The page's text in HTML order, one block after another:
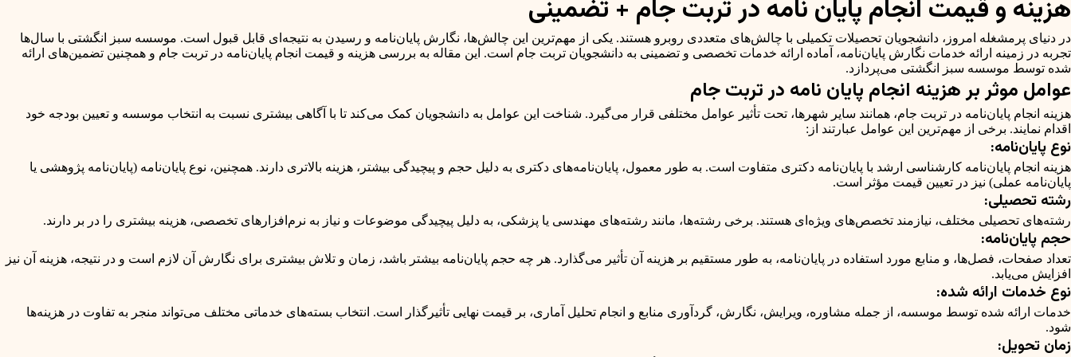
هزینه و قیمت انجام پایان نامه در تربت جام + تضمینی
در دنیای پرمشغله امروز، دانشجویان تحصیلات تکمیلی با چالش‌های متعددی روبرو هستند. یکی از مهم‌ترین این چالش‌ها، نگارش پایان‌نامه و رسیدن به نتیجه‌ای قابل قبول است. موسسه سبز انگشتی با سال‌ها
تجربه در زمینه ارائه خدمات نگارش پایان‌نامه، آماده ارائه خدمات تخصصی و تضمینی به دانشجویان تربت جام است. این مقاله به بررسی هزینه و قیمت انجام پایان‌نامه در تربت جام و همچنین تضمین‌های ارائه
شده توسط موسسه سبز انگشتی می‌پردازد.
عوامل موثر بر هزینه انجام پایان نامه در تربت جام
هزینه انجام پایان‌نامه در تربت جام، همانند سایر شهرها، تحت تأثیر عوامل مختلفی قرار می‌گیرد. شناخت این عوامل به دانشجویان کمک می‌کند تا با آگاهی بیشتری نسبت به انتخاب موسسه و تعیین بودجه خود
اقدام نمایند. برخی از مهم‌ترین این عوامل عبارتند از:
نوع پایان‌نامه:
هزینه انجام پایان‌نامه کارشناسی ارشد با پایان‌نامه دکتری متفاوت است. به طور معمول، پایان‌نامه‌های دکتری به دلیل حجم و پیچیدگی بیشتر، هزینه بالاتری دارند. همچنین، نوع پایان‌نامه (پایان‌نامه پژوهشی یا
پایان‌نامه عملی) نیز در تعیین قیمت مؤثر است.
رشته تحصیلی:
رشته‌های تحصیلی مختلف، نیازمند تخصص‌های ویژه‌ای هستند. برخی رشته‌ها، مانند رشته‌های مهندسی یا پزشکی، به دلیل پیچیدگی موضوعات و نیاز به نرم‌افزارهای تخصصی، هزینه بیشتری را در بر دارند.
حجم پایان‌نامه:
تعداد صفحات، فصل‌ها، و منابع مورد استفاده در پایان‌نامه، به طور مستقیم بر هزینه آن تأثیر می‌گذارد. هر چه حجم پایان‌نامه بیشتر باشد، زمان و تلاش بیشتری برای نگارش آن لازم است و در نتیجه، هزینه آن نیز
افزایش می‌یابد.
نوع خدمات ارائه شده:
خدمات ارائه شده توسط موسسه، از جمله مشاوره، ویرایش، نگارش، گردآوری منابع و انجام تحلیل آماری، بر قیمت نهایی تأثیرگذار است. انتخاب بسته‌های خدماتی مختلف می‌تواند منجر به تفاوت در هزینه‌ها
شود.
زمان تحویل: